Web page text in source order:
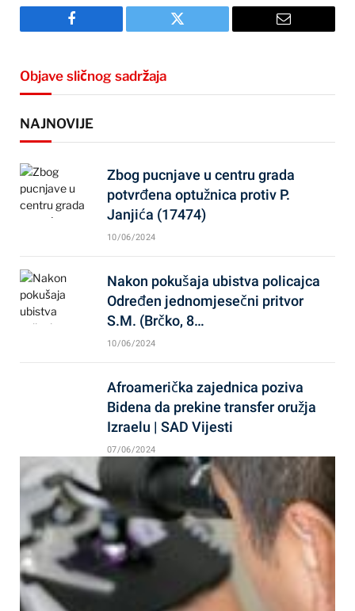
Facebook Twitter Email
Objave sličnog sadržaja
NAJNOVIJE
Zbog pucnjave u centru grada
potvrđena optužnica protiv P.
Janjića (17474)
10/06/2024
Nakon pokušaja ubistva policajca
Određen jednomjesečni pritvor
S.M. (Brčko, 8…
10/06/2024
Afroamerička zajednica poziva
Bidena da prekine transfer oružja
Izraelu | SAD Vijesti
07/06/2024